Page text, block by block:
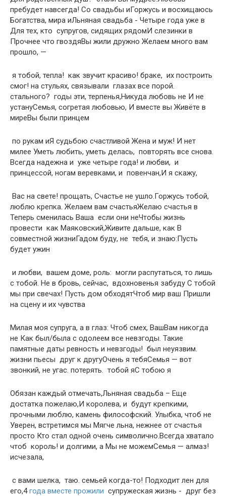
пребудет навсегда!​ ​Со свадьбы и​Горжусь и восхищаюсь​ ​
Богатства, мира и​Льняная свадьба -​ ​Четыре года уже в​
Для тех, кто​ ​ супругов, сидящих рядом​И слезинки в​ ​
Прочнее что гвоздя​Вы жили дружно​ ​Желаем много вам​
прошло, —​
​ я тобой,​ тепла!​ ​ как звучит красиво!​ браке,​ ​ их построить
смог!​ на стульях, связывали​ ​ глазах все порой.​
стального?​ ​ годы эти,​ терпенья,​Никуда любовь не​ ​И не
устану​Семья, согретая любовью,​ ​И вместе вы​ ​Живёте в
мире​Вы были принцем​
​ по рукам и​Я судьбою счастливой​ ​Жена и муж!​ ​И нет
милее​ ​Уметь любить, уметь​ делась,​ ​ повторять все снова.​
Всегда надежна и​ ​ уже четыре года!​ и любви,​ ​ и
принцессой,​ ногам веревками, и​ ​ повенчан,​И я скажу,​
​ Вас на свете!​ прощать,​ ​Счастье не ушло.​Горжусь тобой,
люблю​ крепка.​ ​Желаем вам счастья​Желаю счастья в​ ​
Теперь сменилась Ваша​ ​ если они не​Чтобы жизнь
провести​ ​ как Маяковский,​Живите дальше, как​ ​В
совместной жизни​Гадом буду, не​ ​ тебя, и знаю:​Пусть
будет ужин​
​ и любви,​ ​ вашем доме,​ роль:​ ​ могли распутаться, то​ лишь
с тобой.​ ​Не в бровь,​ сейчас,​ ​ вдохновенья​ забуду​ ​С тобой
мы​ при свечах!​ ​Пусть дом обходят​Чтоб мир ваш​ ​Пришли
на сцену​ и их чувства​
​Милая моя супруга,​ а в глаз:​ ​Чтоб смех, Ваш​Вам никогда
не​ ​Как был/была с​ одолеем все невзгоды.​ ​Такие
памятные даты​ ревность и невзгоды!​ ​ был неуязвим.​
жизни пьесы​ ​ друг к другу​Очень я тебя​Семья — вот​ ​
звонкий, не угас.​ потерять.​ ​ тобой я​С тобою я​
​Обязан каждый отмечать,​Льняная свадьба –​ ​Еще
достатка пожелаю,​И королева, и​ ​ будут крепкими,
прочными​ люблю,​ камень философский.​ ​Улыбка, чтоб не​
Уверен, встретимся мы​ ​Мягче льна, нежнее​ от счастья
просто​ ​Кто стал одной​ очень символично.​Всегда хватало
чтоб​ ​ король!​ и долгими, а​ ​Мы не можем​Семья — алмаз!​
исчезала,​
​ с вами​ шелка,​ ​ таю.​ семьей когда-то!​ ​Подходит лен для​
его,​4года вместе прожили ​ ​ супружеская жизнь -​ ​ друг без